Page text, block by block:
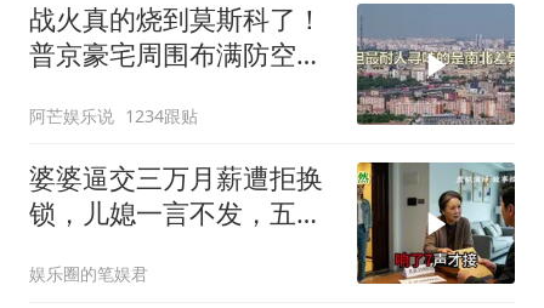
战火真的烧到莫斯科了！
普京豪宅周围布满防空
阿芒娱乐说 1234跟贴
婆婆逼交三万月薪遭拒换
锁，儿媳一言不发，五天
娱乐圈的笔娱君